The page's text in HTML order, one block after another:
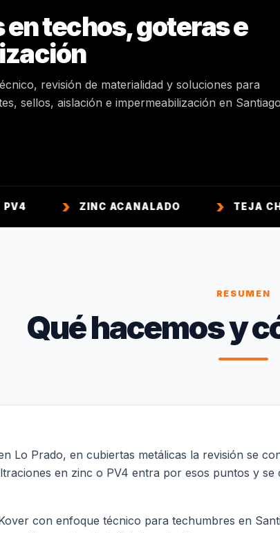
techos, goteras e
revisión de materialidad y soluciones para
sellos, aislación e impermeabilización en
ZINC ACANALADO TEJA CHILENA
RESUMEN
Qué hacemos y
Lo Prado, en cubiertas metálicas la revisión se
en zinc o PV4 entra por esos puntos y
con enfoque técnico para techumbres en